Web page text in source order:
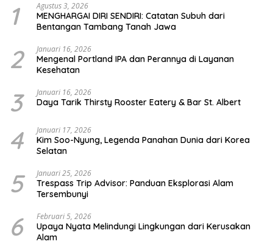
1 Agustus 3, 2026
MENGHARGAI DIRI SENDIRI: Catatan Subuh dari
Bentangan Tambang Tanah Jawa
2 Januari 16, 2026
Mengenal Portland IPA dan Perannya di Layanan
Kesehatan
3 Januari 16, 2026
Daya Tarik Thirsty Rooster Eatery & Bar St. Albert
4 Januari 17, 2026
Kim Soo-Nyung, Legenda Panahan Dunia dari Korea
Selatan
5 Januari 25, 2026
Trespass Trip Advisor: Panduan Eksplorasi Alam
Tersembunyi
6 Februari 5, 2026
Upaya Nyata Melindungi Lingkungan dari Kerusakan
Alam